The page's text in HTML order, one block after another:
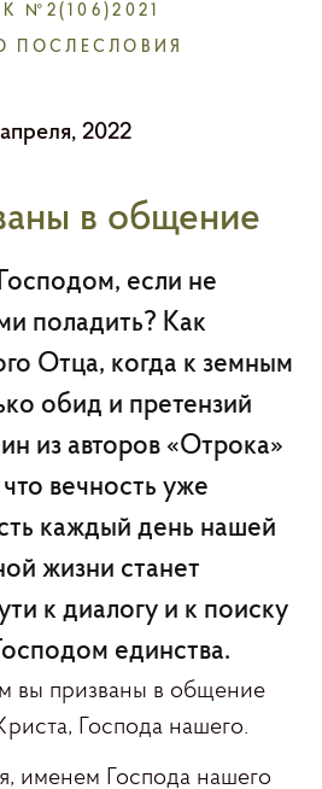
№2(106)2021
ПОСЛЕСЛОВИЯ
2022
в общение
если не
поладить? Как
Отца, когда к земным
обид и претензий
из авторов «Отрока»
вечность уже
каждый день нашей
жизни станет
к диалогу и к поиску
единства.
вы призваны в общение
Господа нашего.
именем Господа нашего